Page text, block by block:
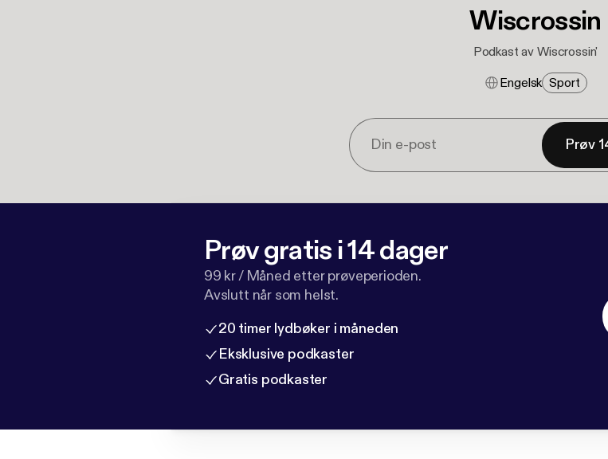
Wiscrossin
Podkast av Wiscrossin'
Engelsk Sport
Prøv
Prøv gratis i 14 dager
99 kr / Måned etter prøveperioden.
Avslutt når som helst.
20 timer lydbøker i måneden
Eksklusive podkaster
Gratis podkaster